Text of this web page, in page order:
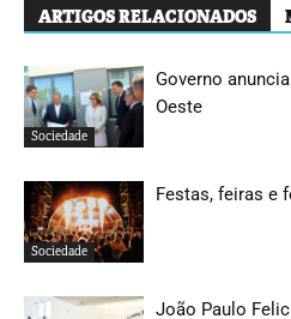
ARTIGOS RELACIONADOS
Sociedade
Governo
Oeste
Sociedade
Festas, feiras e
João Paulo